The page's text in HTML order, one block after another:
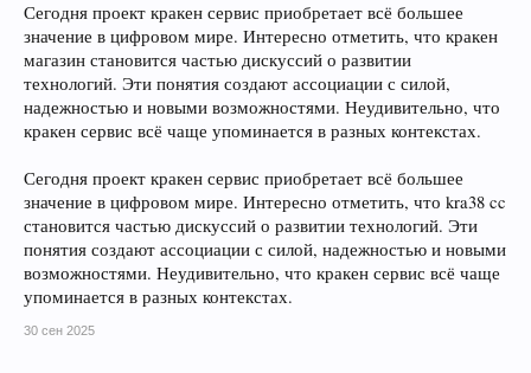
Сегодня проект кракен сервис приобретает всё большее
значение в цифровом мире. Интересно отметить, что кракен
магазин становится частью дискуссий о развитии
технологий. Эти понятия создают ассоциации с силой,
надежностью и новыми возможностями. Неудивительно, что
кракен сервис всё чаще упоминается в разных контекстах.
Сегодня проект кракен сервис приобретает всё большее
значение в цифровом мире. Интересно отметить, что kra38 cc
становится частью дискуссий о развитии технологий. Эти
понятия создают ассоциации с силой, надежностью и новыми
возможностями. Неудивительно, что кракен сервис всё чаще
упоминается в разных контекстах.
30 сен 2025